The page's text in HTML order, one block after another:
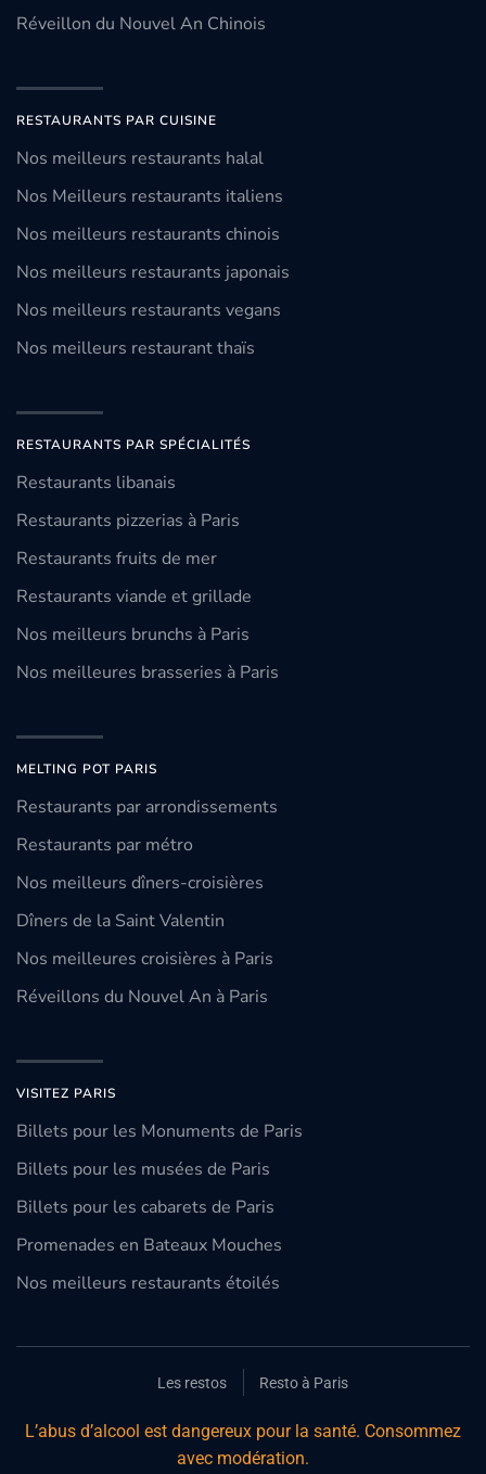
Réveillon du Nouvel An Chinois
RESTAURANTS PAR CUISINE
Nos meilleurs restaurants halal
Nos Meilleurs restaurants italiens
Nos meilleurs restaurants chinois
Nos meilleurs restaurants japonais
Nos meilleurs restaurants vegans
Nos meilleurs restaurant thaïs
RESTAURANTS PAR SPÉCIALITÉS
Restaurants libanais
Restaurants pizzerias à Paris
Restaurants fruits de mer
Restaurants viande et grillade
Nos meilleurs brunchs à Paris
Nos meilleures brasseries à Paris
MELTING POT PARIS
Restaurants par arrondissements
Restaurants par métro
Nos meilleurs dîners-croisières
Dîners de la Saint Valentin
Nos meilleures croisières à Paris
Réveillons du Nouvel An à Paris
VISITEZ PARIS
Billets pour les Monuments de Paris
Billets pour les musées de Paris
Billets pour les cabarets de Paris
Promenades en Bateaux Mouches
Nos meilleurs restaurants étoilés
Les restos Resto à Paris
L’abus d’alcool est dangereux pour la santé. Consommez
avec modération.